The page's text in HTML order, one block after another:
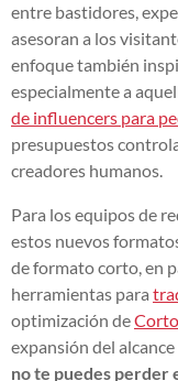
entre bastidores,
asesoran a los
enfoque también
especialmente a
de influencers para
presupuestos
creadores humanos.
Para los equipos de
estos nuevos
de formato corto, en
herramientas para
optimización de
expansión del
no te puedes perder